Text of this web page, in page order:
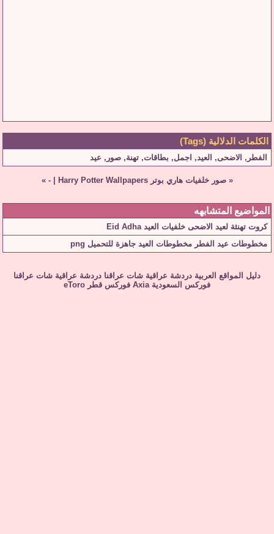
الكلمات الدلالية (Tags)
الفطر , الاضحى, العيد, اجمل, بطاقات, تهنة, صور , عيد
« صور خلفيات هاري بوتر Harry Potter Wallpapers |
-
»
المواضيع المتشابهه
كروت تهنئة لعيد الاضحى خلفيات العيد Eid Adha
مخطوطات عيد الفطر مخطوطات العيد جاهزة للتحميل png
دليل المواقع العربية دردشة عراقية شات عراقنا دردشة عراقية شات عراقنا
فوركس السعودية Axia فوركس قطر eToro